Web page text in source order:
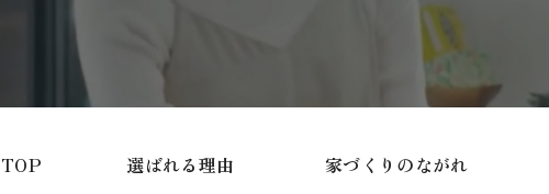
TOP
選ばれる理由
家づくりのながれ